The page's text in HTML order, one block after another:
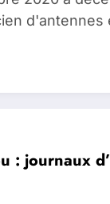
d'antennes
: journaux